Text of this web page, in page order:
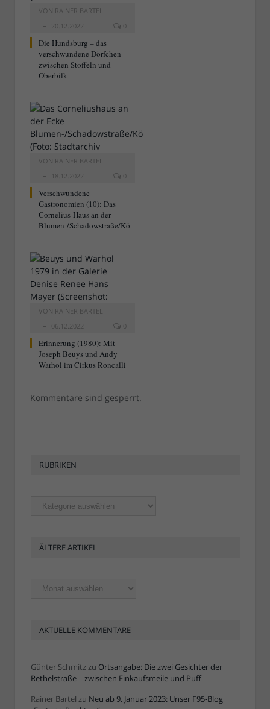
VON RAINER BARTEL
20.12.2022
0
Die Hundsburg – das
verschwundene Dörfchen
zwischen Stoffeln und
Oberbilk
VON RAINER BARTEL
18.12.2022
0
Verschwundene
Gastronomien (10): Das
Cornelius-Haus an der
Blumen-/Schadowstraße/Kö
VON RAINER BARTEL
06.12.2022
0
Erinnerung (1980): Mit
Joseph Beuys und Andy
Warhol im Cirkus Roncalli
Kommentare sind gesperrt.
RUBRIKEN
Rubriken
ÄLTERE ARTIKEL
Ältere
Artikel
AKTUELLE KOMMENTARE
Günter Schmitzzu Ortsangabe: Die zwei Gesichter der
Rethelstraße – zwischen Einkaufsmeile und Puff
Rainer Bartel zu Neu ab 9. Januar 2023: Unser F95-Blog